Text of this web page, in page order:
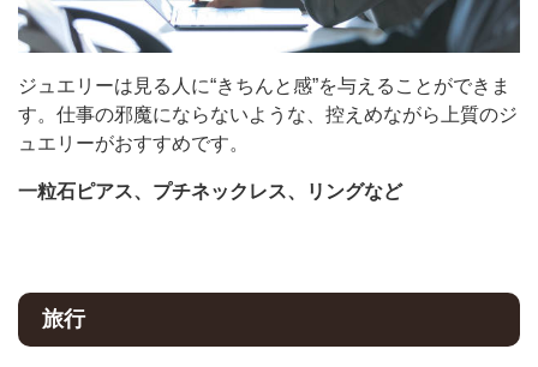
ジュエリーは見る人に“きちんと感”を与えることができま
す。仕事の邪魔にならないような、控えめながら上質のジ
ュエリーがおすすめです。
一粒石ピアス、プチネックレス、リングなど
旅行